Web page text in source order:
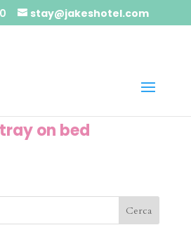
stay@jakeshotel.com
on bed